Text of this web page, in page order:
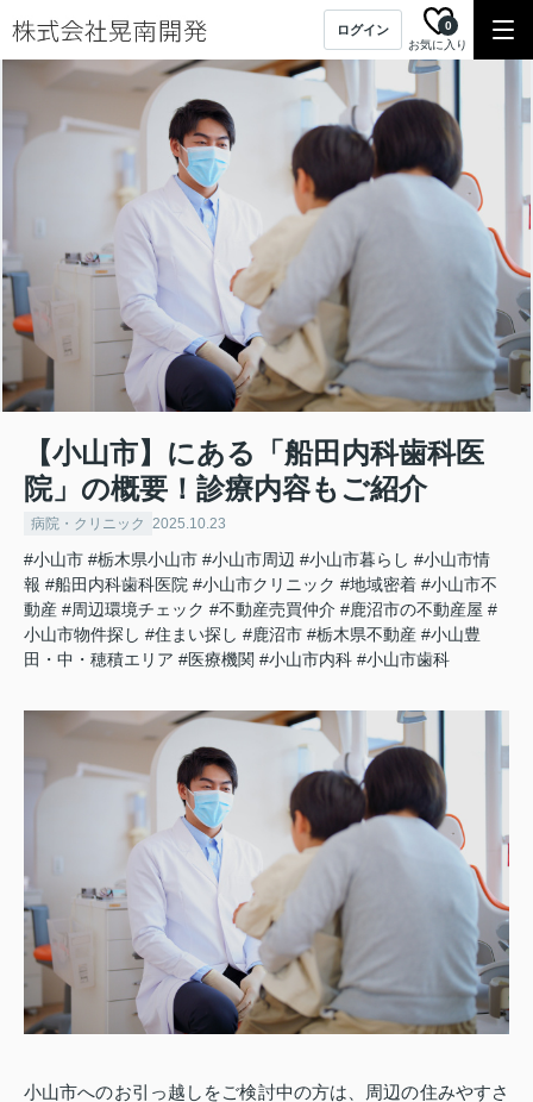
ログイン
お気に入り
0
【小山市】にある「船田内科歯科医
院」の概要！診療内容もご紹介
病院・クリニック 2025.10.23
#小山市 #栃木県小山市 #小山市周辺 #小山市暮らし #小山市情
報 #船田内科歯科医院 #小山市クリニック #地域密着 #小山市不
動産 #周辺環境チェック #不動産売買仲介 #鹿沼市の不動産屋 #
小山市物件探し #住まい探し #鹿沼市 #栃木県不動産 #小山豊
田・中・穂積エリア #医療機関 #小山市内科 #小山市歯科
小山市へのお引っ越しをご検討中の方は、周辺の住みやすさ